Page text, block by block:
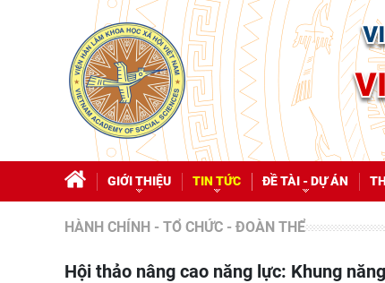
GIỚI THIỆU TIN TỨC ĐỀ TÀI - DỰ ÁN
HÀNH CHÍNH - TỔ CHỨC - ĐOÀN THỂ
Hội thảo nâng cao năng lực: Khung